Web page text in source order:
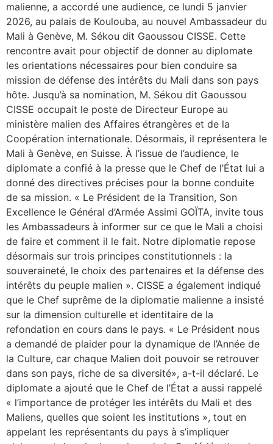
malienne, a accordé une audience, ce lundi 5 janvier
2026, au palais de Koulouba, au nouvel Ambassadeur du
Mali à Genève, M. Sékou dit Gaoussou CISSE. Cette
rencontre avait pour objectif de donner au diplomate
les orientations nécessaires pour bien conduire sa
mission de défense des intérêts du Mali dans son pays
hôte. Jusqu’à sa nomination, M. Sékou dit Gaoussou
CISSE occupait le poste de Directeur Europe au
ministère malien des Affaires étrangères et de la
Coopération internationale. Désormais, il représentera le
Mali à Genève, en Suisse. À l’issue de l’audience, le
diplomate a confié à la presse que le Chef de l’État lui a
donné des directives précises pour la bonne conduite
de sa mission. « Le Président de la Transition, Son
Excellence le Général d’Armée Assimi GOÏTA, invite tous
les Ambassadeurs à informer sur ce que le Mali a choisi
de faire et comment il le fait. Notre diplomatie repose
désormais sur trois principes constitutionnels : la
souveraineté, le choix des partenaires et la défense des
intérêts du peuple malien ». CISSE a également indiqué
que le Chef suprême de la diplomatie malienne a insisté
sur la dimension culturelle et identitaire de la
refondation en cours dans le pays. « Le Président nous
a demandé de plaider pour la dynamique de l’Année de
la Culture, car chaque Malien doit pouvoir se retrouver
dans son pays, riche de sa diversité», a-t-il déclaré. Le
diplomate a ajouté que le Chef de l’État a aussi rappelé
« l’importance de protéger les intérêts du Mali et des
Maliens, quelles que soient les institutions », tout en
appelant les représentants du pays à s’impliquer